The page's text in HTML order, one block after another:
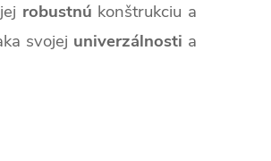
robustnú konštrukciu a
svojej univerzálnosti a